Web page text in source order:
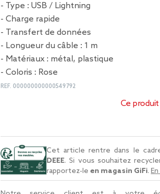
- Type : USB / Lightning
- Charge rapide
- Transfert de données
- Longueur du câble : 1 m
- Matériaux : métal, plastique
- Coloris : Rose
REF. 000000000000549792
Ce
Cet article rentre dans le
DEEE. Si vous souhaitez
rapportez-le en magasin GiFi.